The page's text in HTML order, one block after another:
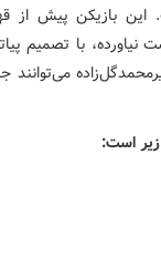
با تصمیم
می‌توانند